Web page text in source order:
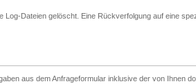
Dateien gelöscht. Eine Rückverfolgung auf eine
aus dem Anfrageformular inklusive der von Ihnen